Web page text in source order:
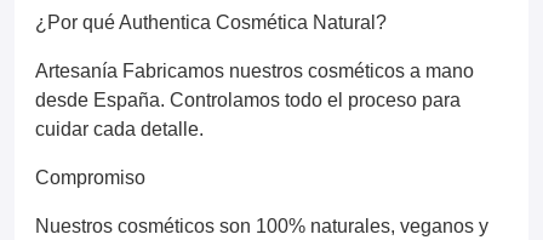
¿Por qué Authentica Cosmética Natural?
Artesanía Fabricamos nuestros cosméticos a mano
desde España. Controlamos todo el proceso para
cuidar cada detalle.
Compromiso
Nuestros cosméticos son 100% naturales, veganos y